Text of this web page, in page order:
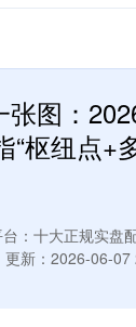
图：
“枢纽点+
：十大正规实盘
更新：2026-06-07